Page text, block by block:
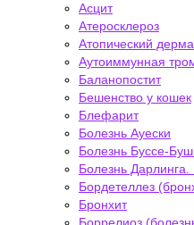
Асцит
Атеросклероз
Атопический
Аутоиммунная
Баланопостит
Бешенство у кошек
Блефарит
Болезнь Ауески
Болезнь Буссе-
Болезнь Дарлинга.
Бордетеллез
Бронхит